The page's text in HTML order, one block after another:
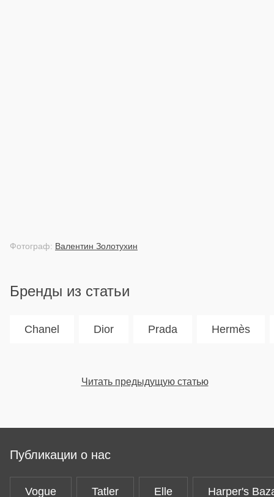
Фотограф: Валентин Золотухин
Бренды из статьи
Chanel Dior Prada Hermès
Читать предыдущую статью
Публикации о нас
Vogue Tatler Elle Harper's